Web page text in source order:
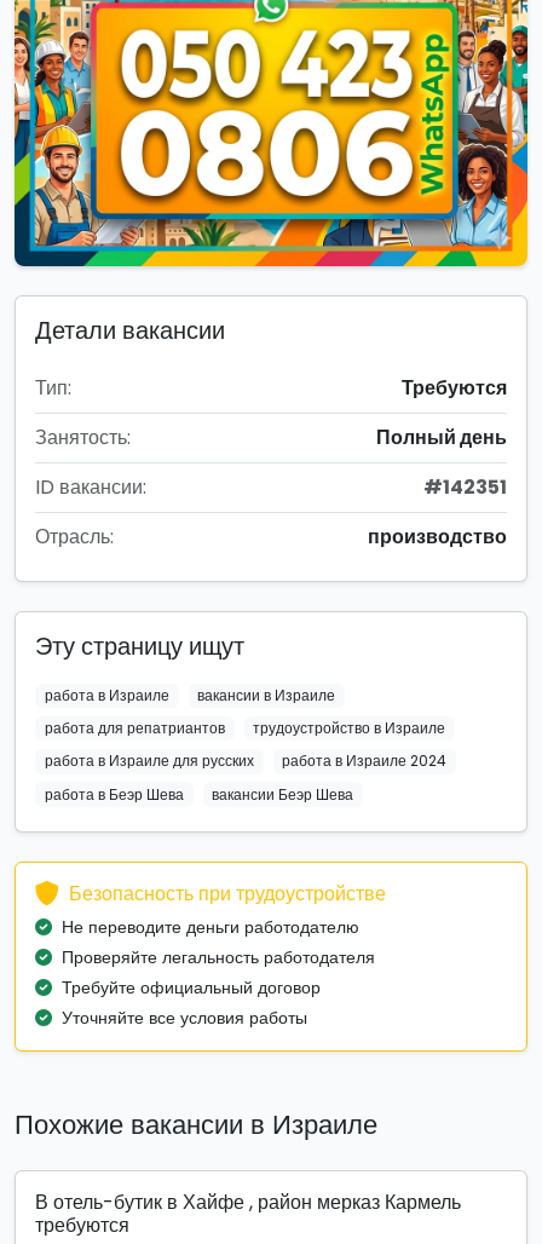
Детали вакансии
Тип:
Требуются
Занятость:
Полный день
ID вакансии:
#142351
Отрасль:
производство
Эту страницу ищут
работа в Израиле
вакансии в Израиле
работа для репатриантов
трудоустройство в Израиле
работа в Израиле для русских
работа в Израиле 2024
работа в Беэр Шева
вакансии Беэр Шева
Безопасность при трудоустройстве
Не переводите деньги работодателю
Проверяйте легальность работодателя
Требуйте официальный договор
Уточняйте все условия работы
Похожие вакансии в Израиле
В отель-бутик в Хайфе , район мерказ Кармель
требуются